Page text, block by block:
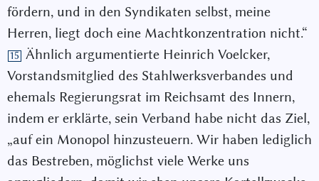
fördern, und in den Syndikaten selbst, meine
Herren, liegt doch eine Machtkonzentration nicht.“
15 Ähnlich argumentierte Heinrich Voelcker,
Vorstandsmitglied des Stahlwerksverbandes und
ehemals Regierungsrat im Reichsamt des Innern,
indem er erklärte, sein Verband habe nicht das Ziel,
„auf ein Monopol hinzusteuern. Wir haben lediglich
das Bestreben, möglichst viele Werke uns